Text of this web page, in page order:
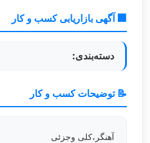
🏢 آگهی بازاریابی کسب و کار
دسته‌بندی:
📝 توضیحات کسب و کار
آهنگر،کلی وجزئی